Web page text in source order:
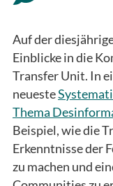
Auf der
Einblicke in die
Transfer Unit. In
neueste
Thema
Beispiel, wie die
Erkenntnisse der
zu machen und